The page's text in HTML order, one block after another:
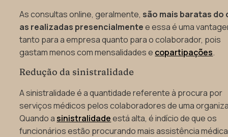
As consultas online, geralmente, são mais baratas do
as realizadas presencialmentee essa é uma
tanto para a empresa quanto para o colaborador, pois
gastam menos com mensalidades e copartipações.
Redução da sinistralidade
A sinistralidade é a quantidade referente à procura por
serviços médicos pelos colaboradores de uma
Quando asinistralidadeestá alta, é indício de que os
funcionários estão procurando mais assistência